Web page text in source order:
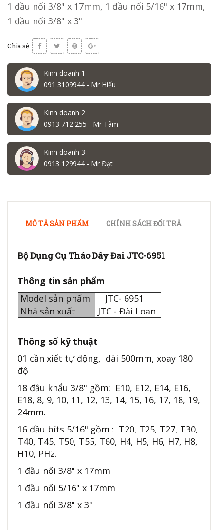
1 đầu nối 3/8" x 17mm, 1 đầu nối 5/16" x 17mm,
1 đầu nối 3/8" x 3"
Chia sẻ:
Kinh doanh 1
091 3109944 - Mr Hiếu
Kinh doanh 2
0913 712 255 - Mr Tâm
Kinh doanh 3
0913 129944 - Mr Đạt
MÔ TẢ SẢN PHẨM CHÍNH SÁCH ĐỔI TRẢ
Bộ Dụng Cụ Tháo Dây Đai JTC-6951
Thông tin sản phẩm
Model sản phẩm
JTC- 6951
Nhà sản xuất
JTC - Đài Loan
Thông số kỹ thuật
01 cần xiết tự động, dài 500mm, xoay 180
độ
18 đầu khẩu 3/8" gồm: E10, E12, E14, E16,
E18, 8, 9, 10, 11, 12, 13, 14, 15, 16, 17, 18, 19,
24mm.
16 đầu bíts 5/16" gồm : T20, T25, T27, T30,
T40, T45, T50, T55, T60, H4, H5, H6, H7, H8,
H10, PH2.
1 đầu nối 3/8" x 17mm
1 đầu nối 5/16" x 17mm
1 đầu nối 3/8" x 3"